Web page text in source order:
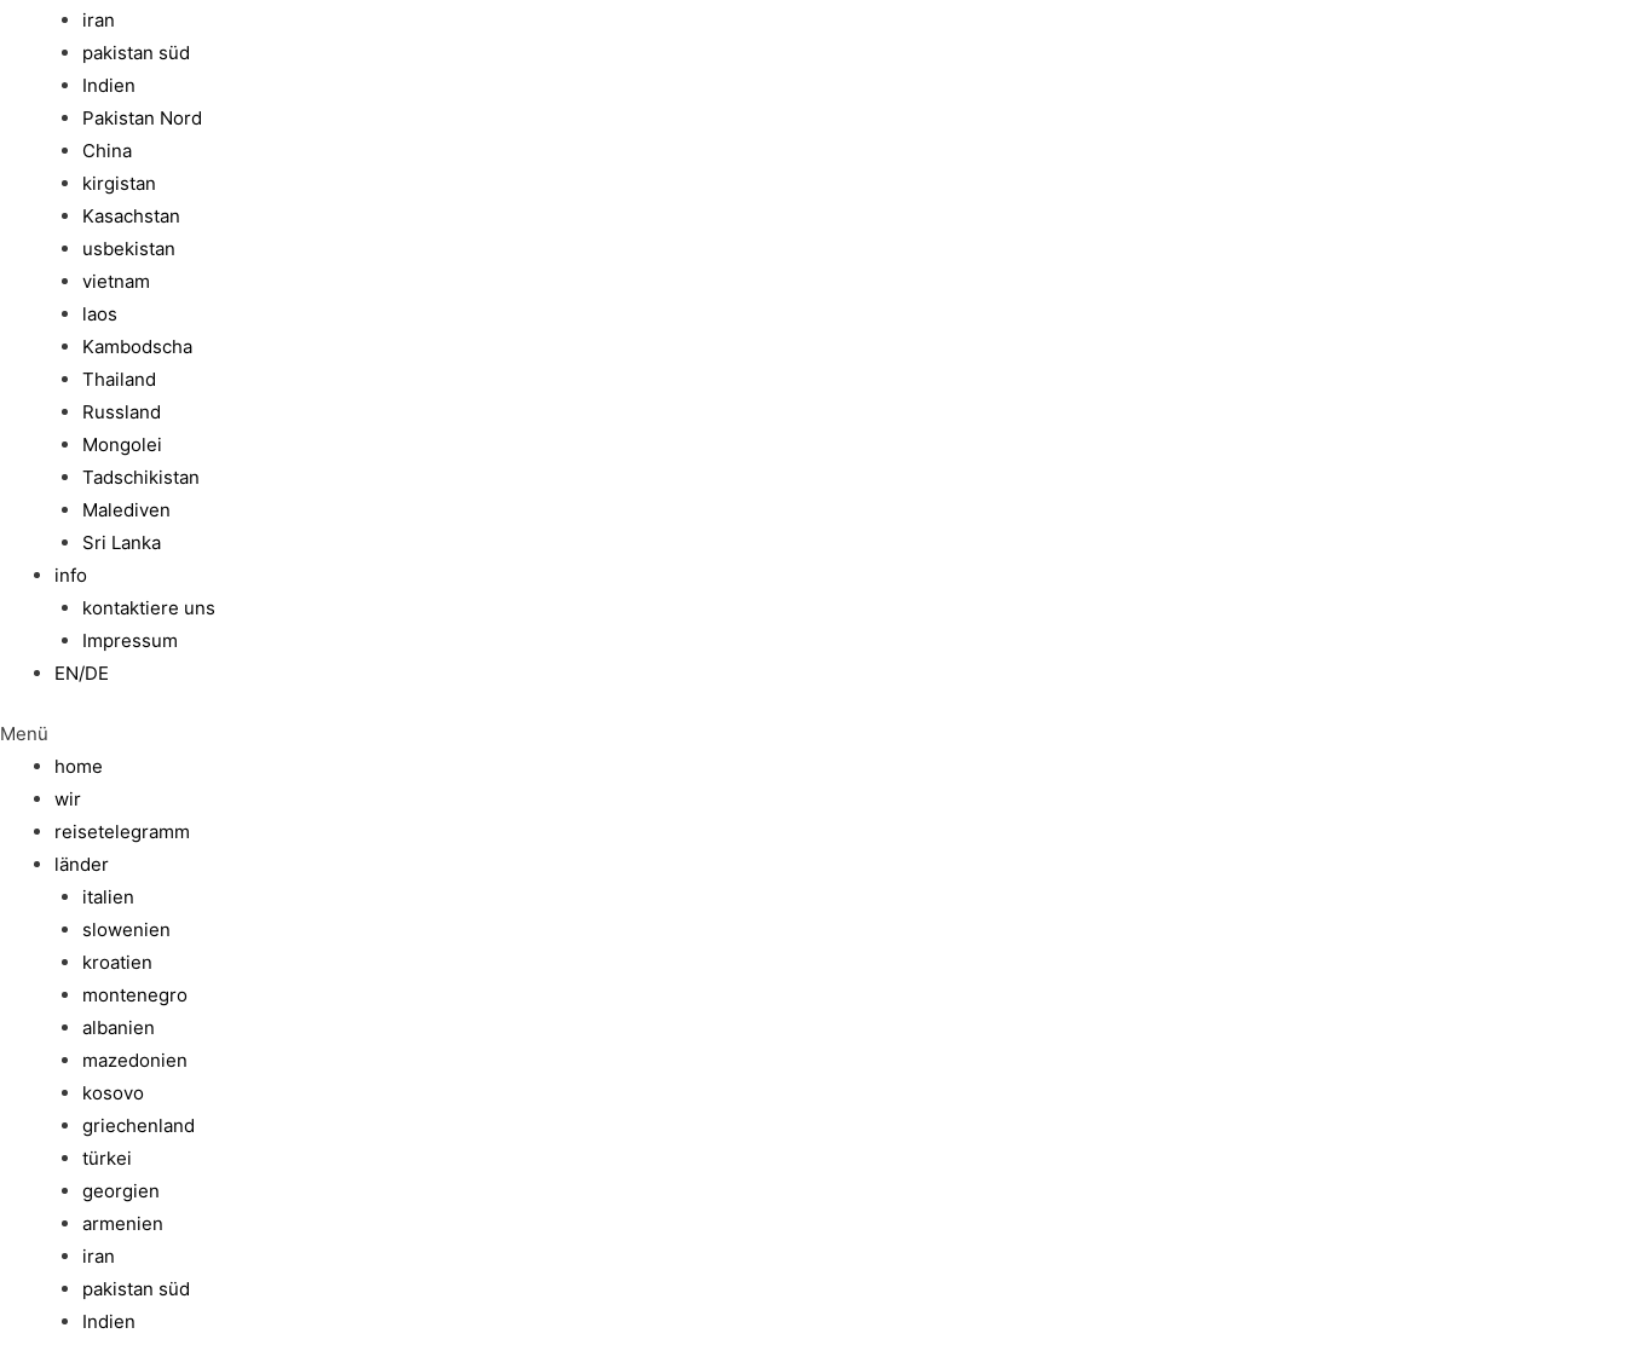
iran
pakistan süd
Indien
Pakistan Nord
China
kirgistan
Kasachstan
usbekistan
vietnam
laos
Kambodscha
Thailand
Russland
Mongolei
Tadschikistan
Malediven
Sri Lanka
info
kontaktiere uns
Impressum
EN/DE
Menü
home
wir
reisetelegramm
länder
italien
slowenien
kroatien
montenegro
albanien
mazedonien
kosovo
griechenland
türkei
georgien
armenien
iran
pakistan süd
Indien